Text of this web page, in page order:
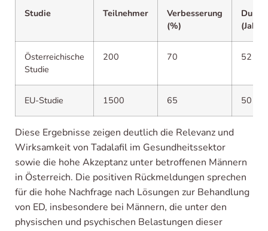
Studie Teilnehmer
Verbesserung
(%)
(Jahre)
Österreichische
Studie
200 70 52
EU-Studie 1500 65 50
Diese Ergebnisse zeigen deutlich die Relevanz und
Wirksamkeit von Tadalafil im Gesundheitssektor
sowie die hohe Akzeptanz unter betroffenen Männern
in Österreich. Die positiven Rückmeldungen sprechen
für die hohe Nachfrage nach Lösungen zur Behandlung
von ED, insbesondere bei Männern, die unter den
physischen und psychischen Belastungen dieser